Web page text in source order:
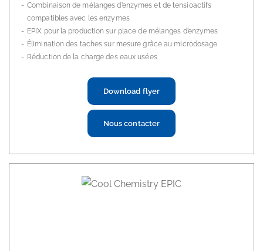
Combinaison de mélanges d’enzymes et de tensioactifs
compatibles avec les enzymes
EPIX pour la production sur place de mélanges d’enzymes
Élimination des taches sur mesure grâce au microdosage
Réduction de la charge des eaux usées
Download flyer
Nous contacter